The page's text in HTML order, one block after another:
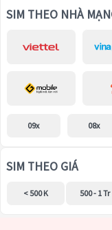
SIM THEO NHÀ
09x 08x
SIM THEO GIÁ
< 500 K 500 - 1 Tr